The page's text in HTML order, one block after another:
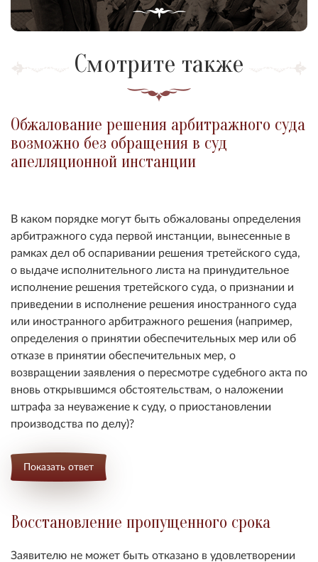
Смотрите также
Обжалование решения арбитражного суда
возможно без обращения в суд
апелляционной инстанции
В каком порядке могут быть обжалованы определения
арбитражного суда первой инстанции, вынесенные в
рамках дел об оспаривании решения третейского суда,
о выдаче исполнительного листа на принудительное
исполнение решения третейского суда, о признании и
приведении в исполнение решения иностранного суда
или иностранного арбитражного решения (например,
определения о принятии обеспечительных мер или об
отказе в принятии обеспечительных мер, о
возвращении заявления о пересмотре судебного акта по
вновь открывшимся обстоятельствам, о наложении
штрафа за неуважение к суду, о приостановлении
производства по делу)?
Показать ответ
Восстановление пропущенного срока
Заявителю не может быть отказано в удовлетворении